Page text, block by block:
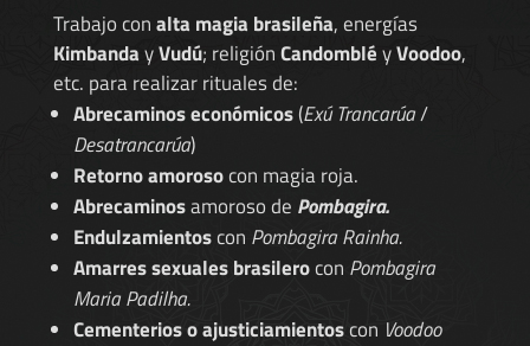
Trabajo conalta magia brasileña, energías
KimbandayVudú; religiónCandombléyVoodoo,
etc. para realizar rituales de:
Abrecaminos económicos(Exú Trancarúa/
Desatrancarúa)
Retorno amorosocon magia roja.
Abrecaminosamoroso de Pombagira.
Endulzamientoscon Pombagira Rainha.
Amarres sexuales brasilerocon Pombagira
Maria Padilha.
Cementerios o ajusticiamientoscon Voodoo